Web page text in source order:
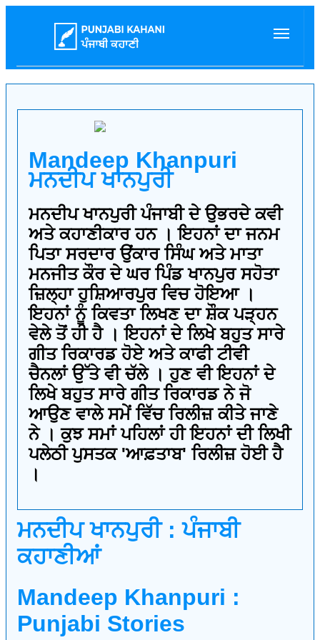
Mandeep Khanpuri
ਮਨਦੀਪ ਖਾਨਪੁਰੀ
ਮਨਦੀਪ ਖਾਨਪੁਰੀ ਪੰਜਾਬੀ ਦੇ ਉਭਰਦੇ ਕਵੀ
ਅਤੇ ਕਹਾਣੀਕਾਰ ਹਨ । ਇਹਨਾਂ ਦਾ ਜਨਮ
ਪਿਤਾ ਸਰਦਾਰ ਉਂਕਾਰ ਸਿੰਘ ਅਤੇ ਮਾਤਾ
ਮਨਜੀਤ ਕੌਰ ਦੇ ਘਰ ਪਿੰਡ ਖਾਨਪੁਰ ਸਹੋਤਾ
ਜ਼ਿਲ੍ਹਾ ਹੁਸ਼ਿਆਰਪੁਰ ਵਿਚ ਹੋਇਆ ।
ਇਹਨਾਂ ਨੂੰ ਕਿਵਤਾ ਲਿਖਣ ਦਾ ਸ਼ੌਕ ਪੜ੍ਹਨ
ਵੇਲੇ ਤੋਂ ਹੀ ਹੈ । ਇਹਨਾਂ ਦੇ ਲਿਖੇ ਬਹੁਤ ਸਾਰੇ
ਗੀਤ ਰਿਕਾਰਡ ਹੋਏ ਅਤੇ ਕਾਫੀ ਟੀਵੀ
ਚੈਨਲਾਂ ਉੱਤੇ ਵੀ ਚੱਲੇ । ਹੁਣ ਵੀ ਇਹਨਾਂ ਦੇ
ਲਿਖੇ ਬਹੁਤ ਸਾਰੇ ਗੀਤ ਰਿਕਾਰਡ ਨੇ ਜੋ
ਆਉਣ ਵਾਲੇ ਸਮੇਂ ਵਿੱਚ ਰਿਲੀਜ਼ ਕੀਤੇ ਜਾਣੇ
ਨੇ । ਕੁਝ ਸਮਾਂ ਪਹਿਲਾਂ ਹੀ ਇਹਨਾਂ ਦੀ ਲਿਖੀ
ਪਲੇਠੀ ਪੁਸਤਕ 'ਆਫ਼ਤਾਬ' ਰਿਲੀਜ਼ ਹੋਈ ਹੈ
।
ਮਨਦੀਪ ਖਾਨਪੁਰੀ : ਪੰਜਾਬੀ
ਕਹਾਣੀਆਂ
Mandeep Khanpuri :
Punjabi Stories